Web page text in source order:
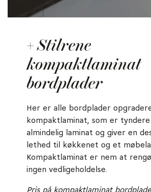
+ Stilrene
kompaktlaminat
bordplader
Her er alle bordplader
kompaktlaminat, som er tyndere
almindelig laminat og giver en
lethed til køkkenet og et
Kompaktlaminat er nem at
ingen vedligeholdelse.
Pris på kompaktlaminat